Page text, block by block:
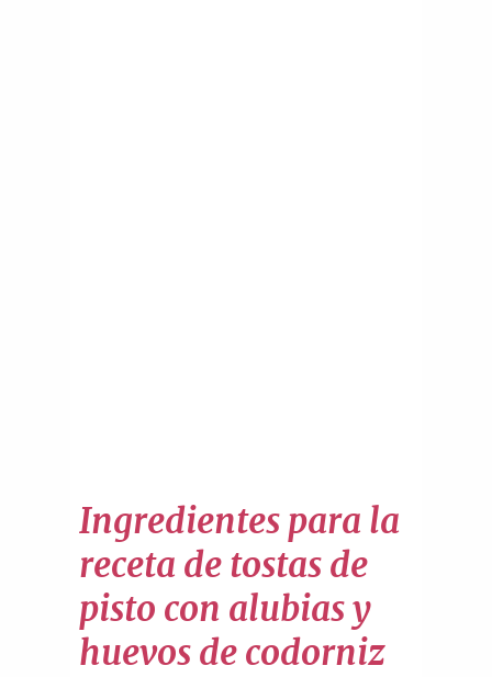
Ingredientes para la
receta de tostas de
pisto con alubias y
huevos de codorniz